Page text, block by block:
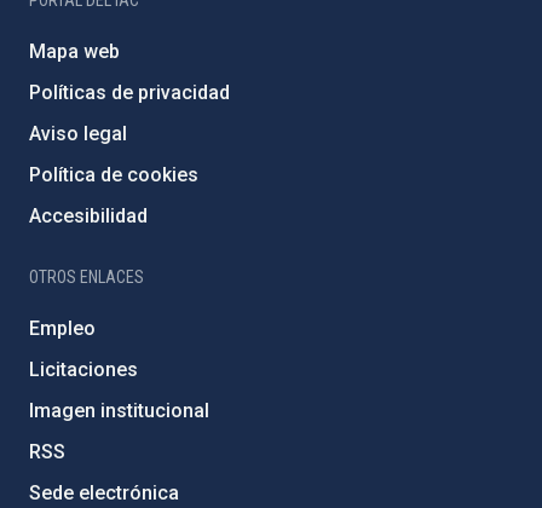
Mapa web
Políticas de privacidad
Aviso legal
Política de cookies
Accesibilidad
OTROS ENLACES
Empleo
Licitaciones
Imagen institucional
RSS
Sede electrónica